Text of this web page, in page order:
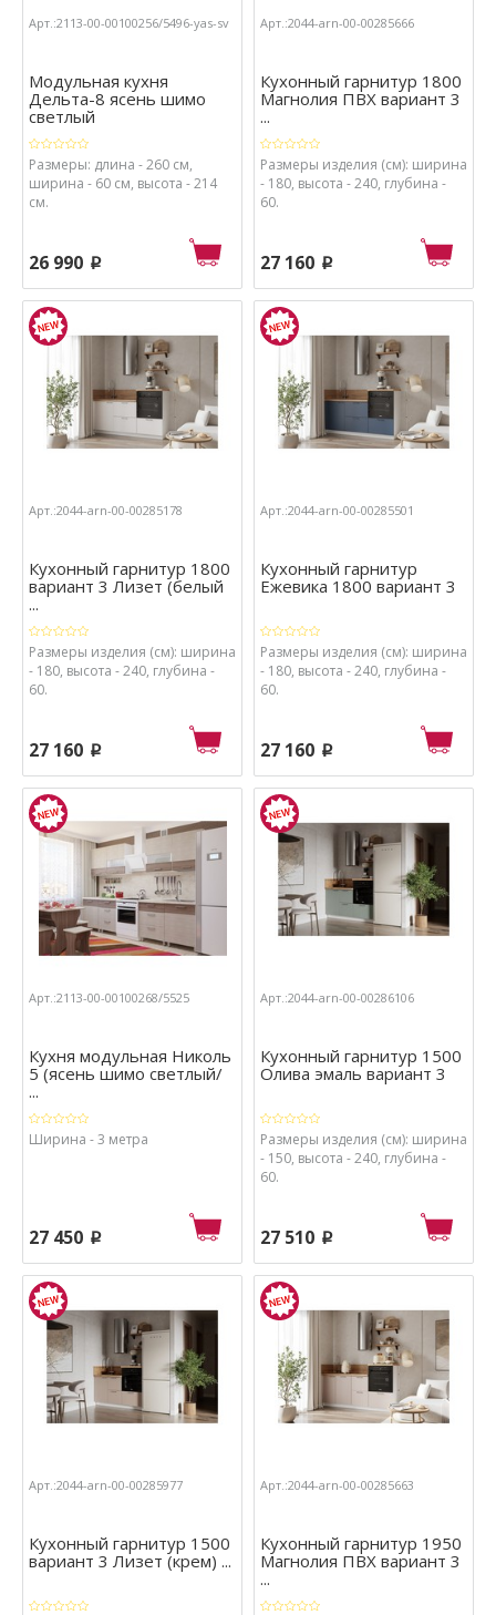
Арт.:2113-00-00100256/5496-yas-sv
Модульная кухня
Дельта-8 ясень шимо
светлый
Размеры: длина - 260 см,
ширина - 60 см, высота - 214
см.
26 990 p
Арт.:2044-arn-00-00285666
Кухонный гарнитур 1800
Магнолия ПВХ вариант 3
...
Размеры изделия (см): ширина
- 180, высота - 240, глубина -
60.
27 160 p
Арт.:2044-arn-00-00285178
Кухонный гарнитур 1800
вариант 3 Лизет (белый
...
Размеры изделия (см): ширина
- 180, высота - 240, глубина -
60.
27 160 p
Арт.:2044-arn-00-00285501
Кухонный гарнитур
Ежевика 1800 вариант 3
Размеры изделия (см): ширина
- 180, высота - 240, глубина -
60.
27 160 p
Арт.:2113-00-00100268/5525
Кухня модульная Николь
5 (ясень шимо светлый/
...
Ширина - 3 метра
27 450 p
Арт.:2044-arn-00-00286106
Кухонный гарнитур 1500
Олива эмаль вариант 3
Размеры изделия (см): ширина
- 150, высота - 240, глубина -
60.
27 510 p
Арт.:2044-arn-00-00285977
Кухонный гарнитур 1500
вариант 3 Лизет (крем) ...
Арт.:2044-arn-00-00285663
Кухонный гарнитур 1950
Магнолия ПВХ вариант 3
...